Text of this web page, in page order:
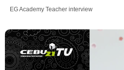
EG Academy Teacher interview